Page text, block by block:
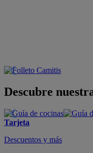
Descubre
Tarjeta
Descuentos y más